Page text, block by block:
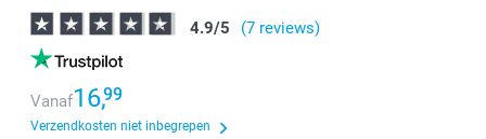
4.9/5 (7 reviews)
Vanaf16,99
Verzendkosten niet inbegrepen